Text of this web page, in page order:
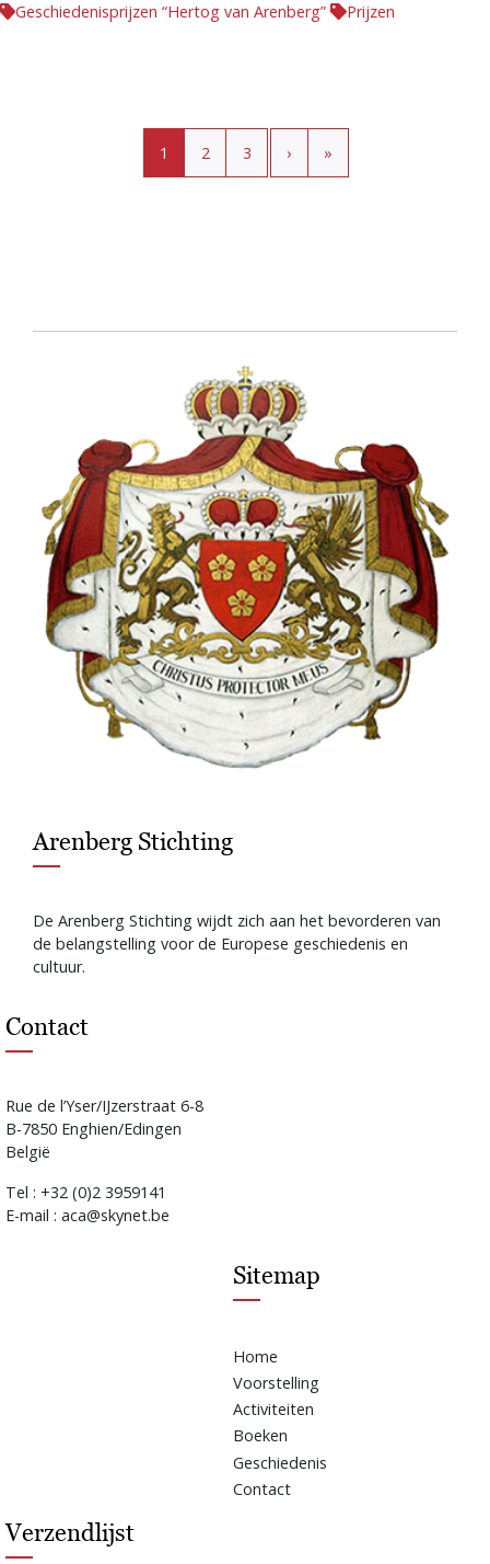
Geschiedenisprijzen “Hertog van Arenberg”
Prijzen
Huidige pagina
1 Pagina
2 Pagina
3 ›› »
Arenberg Stichting
De Arenberg Stichting wijdt zich aan het bevorderen van
de belangstelling voor de Europese geschiedenis en
cultuur.
Contact
Rue de l’Yser/IJzerstraat 6-8
B-7850 Enghien/Edingen
België
Tel : +32 (0)2 3959141
E-mail : aca@skynet.be
Sitemap
Home
Voorstelling
Activiteiten
Boeken
Geschiedenis
Contact
Verzendlijst